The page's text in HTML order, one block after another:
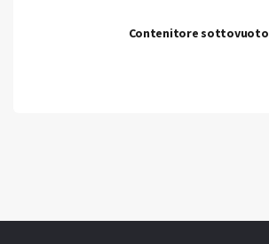
Contenitore sottovuoto